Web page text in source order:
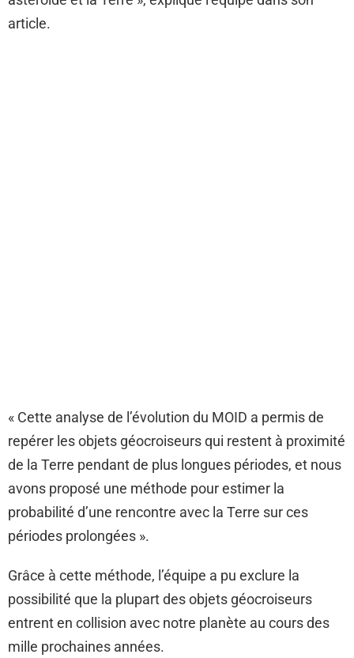
article.
« Cette analyse de l’évolution du MOID a permis de
repérer les objets géocroiseurs qui restent à proximité
de la Terre pendant de plus longues périodes, et nous
avons proposé une méthode pour estimer la
probabilité d’une rencontre avec la Terre sur ces
périodes prolongées ».
Grâce à cette méthode, l’équipe a pu exclure la
possibilité que la plupart des objets géocroiseurs
entrent en collision avec notre planète au cours des
mille prochaines années.